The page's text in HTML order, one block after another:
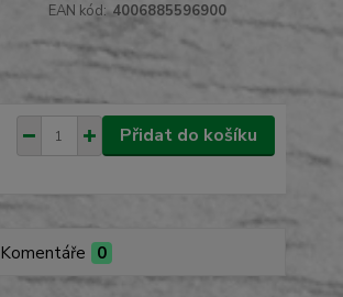
EAN kód: 4006885596900
Přidat do košíku
Komentáře 0